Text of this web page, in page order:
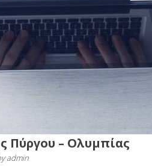
Πύργου – Ολυμπίας
admin